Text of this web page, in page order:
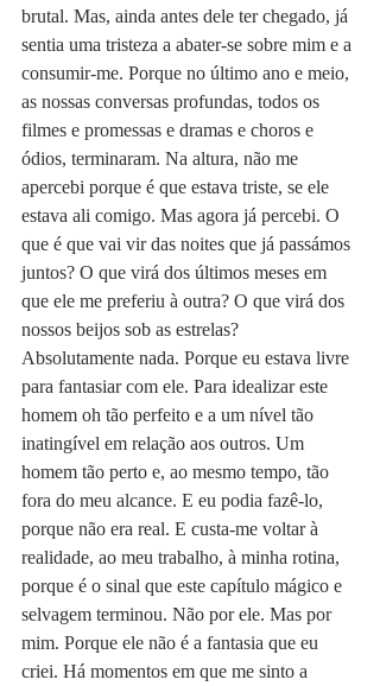
brutal. Mas, ainda antes dele ter chegado, já
sentia uma tristeza a abater-se sobre mim e a
consumir-me. Porque no último ano e meio,
as nossas conversas profundas, todos os
filmes e promessas e dramas e choros e
ódios, terminaram. Na altura, não me
apercebi porque é que estava triste, se ele
estava ali comigo. Mas agora já percebi. O
que é que vai vir das noites que já passámos
juntos? O que virá dos últimos meses em
que ele me preferiu à outra? O que virá dos
nossos beijos sob as estrelas?
Absolutamente nada. Porque eu estava livre
para fantasiar com ele. Para idealizar este
homem oh tão perfeito e a um nível tão
inatingível em relação aos outros. Um
homem tão perto e, ao mesmo tempo, tão
fora do meu alcance. E eu podia fazê-lo,
porque não era real. E custa-me voltar à
realidade, ao meu trabalho, à minha rotina,
porque é o sinal que este capítulo mágico e
selvagem terminou. Não por ele. Mas por
mim. Porque ele não é a fantasia que eu
criei. Há momentos em que me sinto a